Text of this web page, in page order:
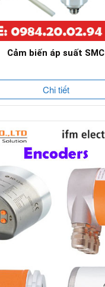
Cảm biến áp suất SMC
Chi tiết